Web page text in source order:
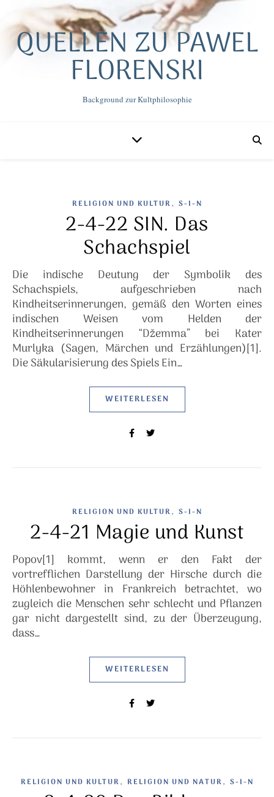
QUELLEN ZU PAWEL
FLORENSKI
Background zur Kultphilosophie
RELIGION UND KULTUR, S-I-N
2-4-22 SIN. Das
Schachspiel
Die indische Deutung der Symbolik des
Schachspiels, aufgeschrieben nach
Kindheitserinnerungen, gemäß den Worten eines
indischen Weisen vom Helden der
Kindheitserinnerungen “Džemma” bei Kater
Murlyka (Sagen, Märchen und Erzählungen)[1].
Die Säkularisierung des Spiels Ein…
WEITERLESEN
RELIGION UND KULTUR, S-I-N
2-4-21 Magie und Kunst
Popov[1] kommt, wenn er den Fakt der
vortrefflichen Darstellung der Hirsche durch die
Höhlenbewohner in Frankreich betrachtet, wo
zugleich die Menschen sehr schlecht und Pflanzen
gar nicht dargestellt sind, zu der Überzeugung,
dass…
WEITERLESEN
RELIGION UND KULTUR, RELIGION UND NATUR, S-I-N